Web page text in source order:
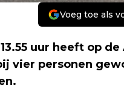
Voeg toe als
uur heeft op
vier personen